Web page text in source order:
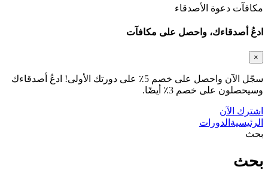
مكافآت دعوة الأصدقاء
ادعُ أصدقاءك، واحصل على مكافآت
×
سجّل الآن واحصل على خصم 5٪ على دورتك الأولى! ادعُ أصدقاءك
وسيحصلون على خصم 3٪ أيضًا.
اشترك الآن
الرئيسية الدورات
بحث
بحث